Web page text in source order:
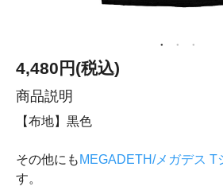
4,480円(税込)
商品説明
【布地】黒色
その他にも MEGADETH/メガデス T
す。